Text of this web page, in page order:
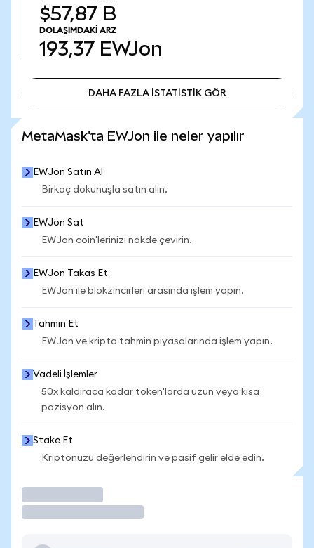
$57,87 B
DOLAŞIMDAKI ARZ
193,37 EWJon
DAHA FAZLA İSTATİSTİK GÖR
MetaMask'ta EWJon ile neler yapılır
EWJon Satın Al
Birkaç dokunuşla satın alın.
EWJon Sat
EWJon coin'lerinizi nakde çevirin.
EWJon Takas Et
EWJon ile blokzincirleri arasında işlem yapın.
Tahmin Et
EWJon ve kripto tahmin piyasalarında işlem yapın.
Vadeli İşlemler
50x kaldıraca kadar token'larda uzun veya kısa
pozisyon alın.
Stake Et
Kriptonuzu değerlendirin ve pasif gelir elde edin.